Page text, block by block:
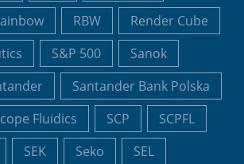
RBW
Render Cube
S&P 500
Sanok
Santander Bank Polska
Fluidics SCP
SCPFL
SEK Seko
SEL